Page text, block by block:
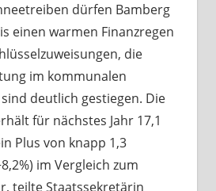
dürfen Bamberg
einen warmen Finanzregen
die
im kommunalen
deutlich gestiegen. Die
für nächstes Jahr 17,1
Plus von knapp 1,3
im Vergleich zum
teilte Staatssekretärin